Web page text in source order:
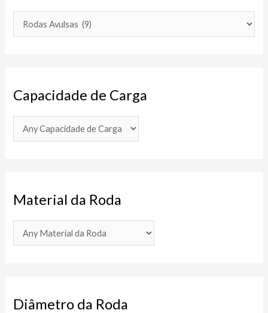
Capacidade de Carga
Material da Roda
Diâmetro da Roda